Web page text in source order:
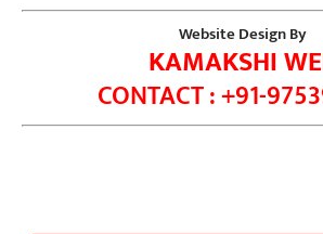
Website Design By
KAMAKSHI
CONTACT : +91-